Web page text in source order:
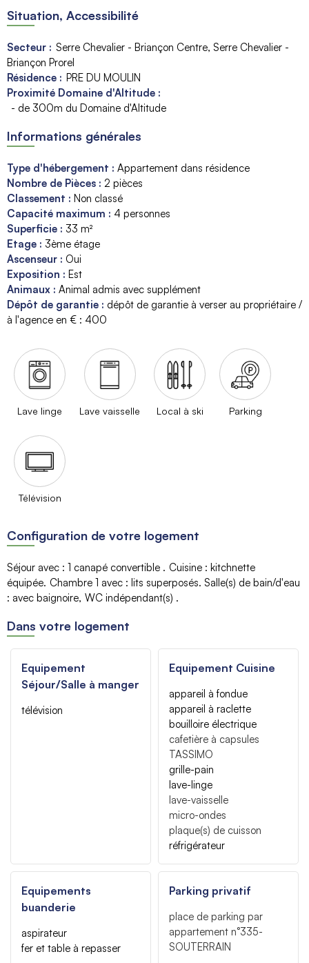
Situation, Accessibilité
Secteur : Serre Chevalier - Briançon Centre Serre Chevalier -
Briançon Prorel
Résidence : PRE DU MOULIN
Proximité Domaine d'Altitude :
- de 300m du Domaine d'Altitude
Informations générales
Type d'hébergement : Appartement dans résidence
Nombre de Pièces : 2 pièces
Classement : Non classé
Capacité maximum : 4 personnes
Superficie : 33 m²
Etage : 3ème étage
Ascenseur : Oui
Exposition : Est
Animaux : Animal admis avec supplément
Dépôt de garantie : dépôt de garantie à verser au propriétaire /
à l'agence en € : 400
Lave linge Lave vaisselle Local à ski Parking
Télévision
Configuration de votre logement
Séjour avec : 1 canapé convertible Cuisine : kitchnette
équipée Chambre 1 avec : lits superposés Salle(s) de bain/d'eau
: avec baignoire WC indépendant(s)
Dans votre logement
Equipement
Séjour/Salle à manger
télévision
Equipement Cuisine
appareil à fondue
appareil à raclette
bouilloire électrique
cafetière à capsules
TASSIMO
grille-pain
lave-linge
lave-vaisselle
micro-ondes
plaque(s) de cuisson
réfrigérateur
Equipements
buanderie
aspirateur
fer et table à repasser
Parking privatif
place de parking par
appartement n°335-
SOUTERRAIN